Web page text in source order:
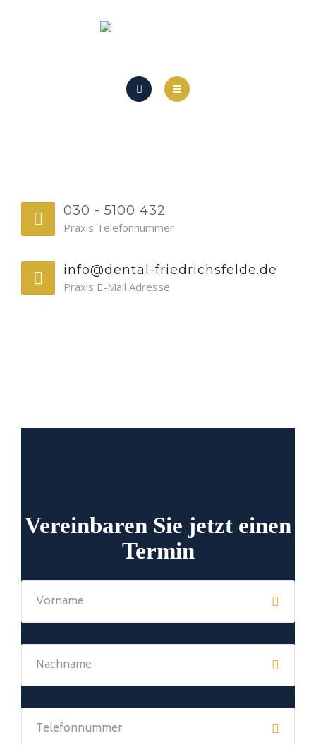
TERMIN VEREINBAREN
REGULARIEN
030 - 5100 432
Praxis Telefonnummer
info@dental-friedrichsfelde.de
Praxis E-Mail Adresse
Vereinbaren Sie jetzt einen
Termin